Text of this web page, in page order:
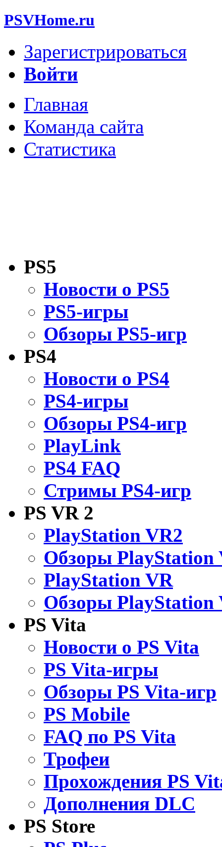
PSVHome.ru
Зарегистрироваться
Войти
Главная
Команда сайта
Статистика
PS5
Новости о PS5
PS5-игры
Обзоры PS5-игр
PS4
Новости о PS4
PS4-игры
Обзоры PS4-игр
PlayLink
PS4 FAQ
Стримы PS4-игр
PS VR 2
PlayStation VR2
Обзоры PlayStation
PlayStation VR
Обзоры PlayStation
PS Vita
Новости о PS Vita
PS Vita-игры
Обзоры PS Vita-игр
PS Mobile
FAQ по PS Vita
Трофеи
Прохождения PS
Дополнения DLC
PS Store